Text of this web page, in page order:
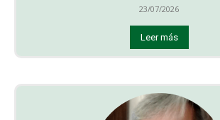
23/07/2026
Leer más